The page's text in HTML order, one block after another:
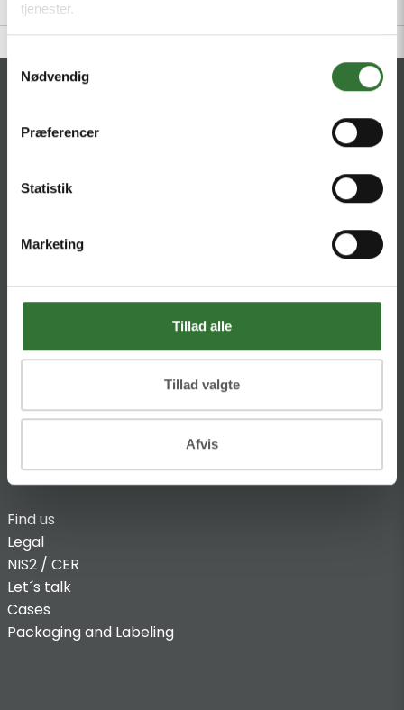
tjenester.
Samtykkevalg
Nødvendig
Præferencer
Statistik
Marketing
Tillad alle
Tillad valgte
Afvis
CONTACT
HQ:Hans Følsgaard A/S
DK-4600 Køge
DK-8680 RY
+45 4320 8600
denmark@folsgaard.com
INFO
Find us
Legal
NIS2 / CER
Let´s talk
Cases
Packaging and Labeling